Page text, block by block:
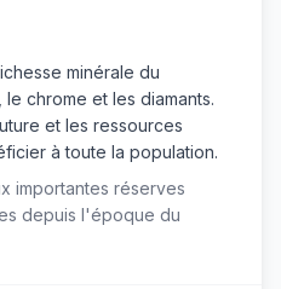
minérale du
chrome et les diamants.
et les ressources
à toute la population.
importantes réserves
depuis l'époque du